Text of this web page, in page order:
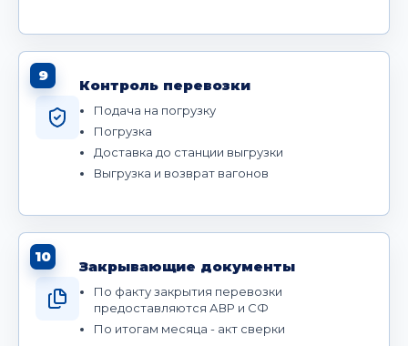
9
Контроль перевозки
Подача на погрузку
Погрузка
Доставка до станции выгрузки
Выгрузка и возврат вагонов
10
Закрывающие документы
По факту закрытия перевозки
предоставляются АВР и СФ
По итогам месяца - акт сверки